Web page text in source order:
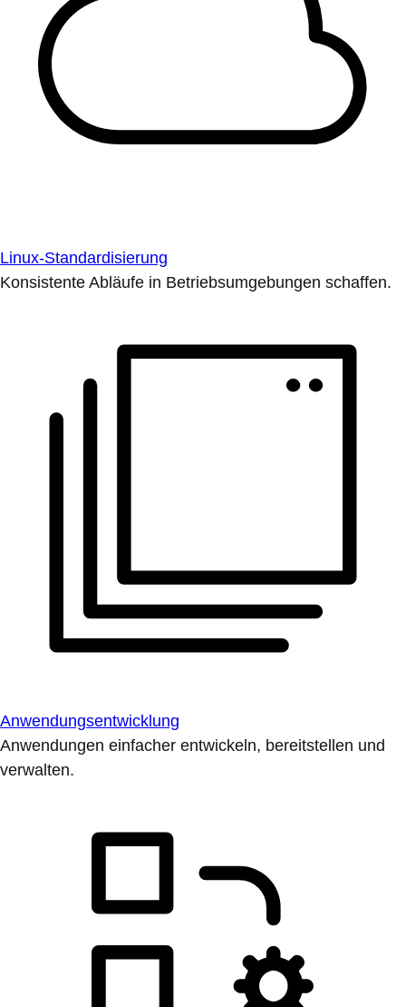
Linux-Standardisierung
Konsistente Abläufe in Betriebsumgebungen schaffen.
Anwendungsentwicklung
Anwendungen einfacher entwickeln, bereitstellen und
verwalten.